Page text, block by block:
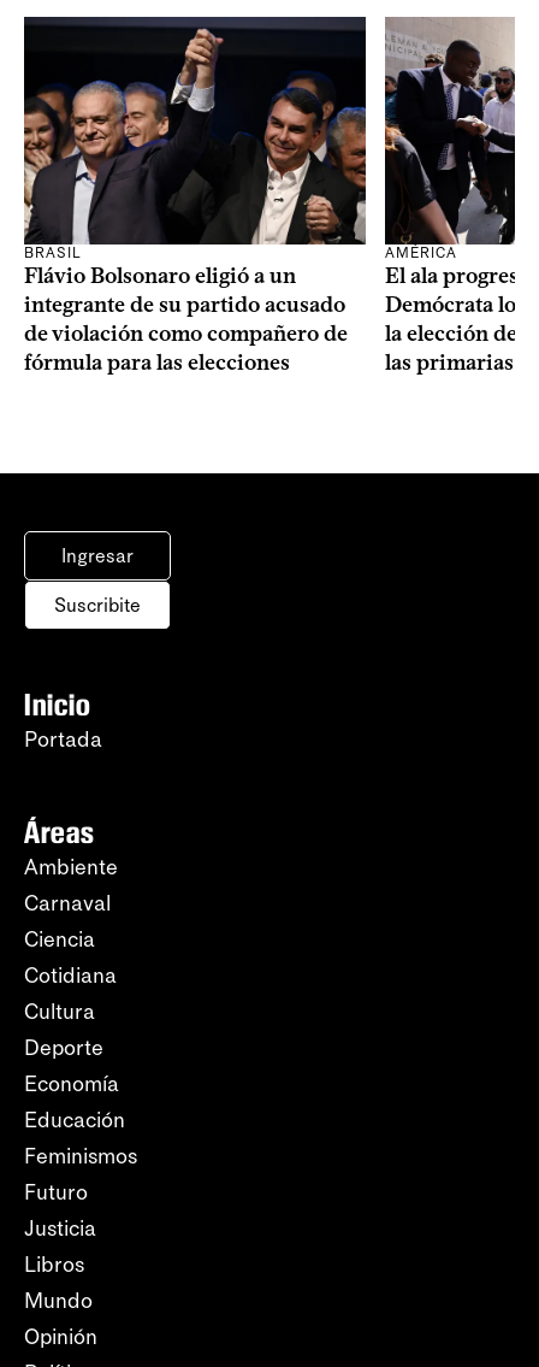
BRASIL
Flávio Bolsonaro eligió a un
integrante de su partido acusado
de violación como compañero de
fórmula para las elecciones
AMÉRICA
El ala
Demócrata
la elección de
las primarias
Ingresar
Suscribite
Inicio
Portada
Áreas
Ambiente
Carnaval
Ciencia
Cotidiana
Cultura
Deporte
Economía
Educación
Feminismos
Futuro
Justicia
Libros
Mundo
Opinión